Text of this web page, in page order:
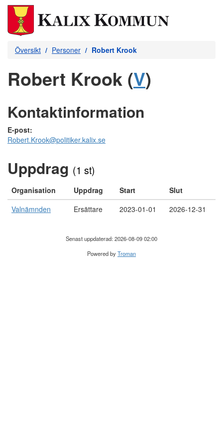
Översikt Personer Robert Krook
Robert Krook (V)
Kontaktinformation
E-post:
Robert.Krook@politiker.kalix.se
Uppdrag (1 st)
Organisation Uppdrag Start
Slut
Valnämnden
Ersättare 2023-01-01 2026-12-31
Senast uppdaterad: 2026-08-09 02:00
Powered byTroman